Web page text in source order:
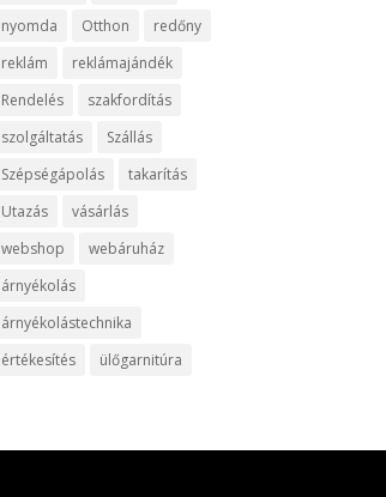
nyomda
Otthon
redőny
reklám
reklámajándék
Rendelés
szakfordítás
szolgáltatás
Szállás
Szépségápolás
takarítás
Utazás
vásárlás
webshop
webáruház
árnyékolás
árnyékolástechnika
értékesítés
ülőgarnitúra